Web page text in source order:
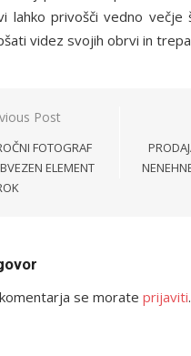
lahko privošči vedno večje
videz svojih obrvi in
Post
FOTOGRAF
ELEMENT
se morate prijaviti.